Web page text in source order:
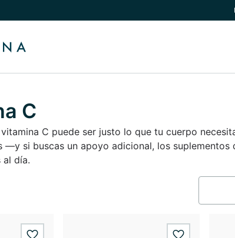
C
C puede ser justo lo que tu cuerpo
si buscas un apoyo adicional, los suplementos
al día.